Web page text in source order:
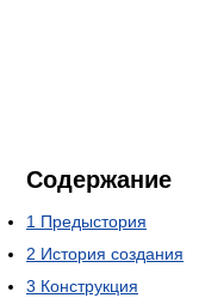
Содержание
1 Предыстория
2 История создания
3 Конструкция